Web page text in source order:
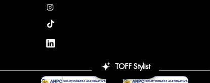
TOFF Stylist